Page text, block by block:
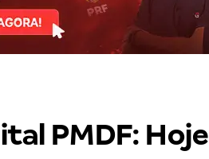
PMDF: Hoje